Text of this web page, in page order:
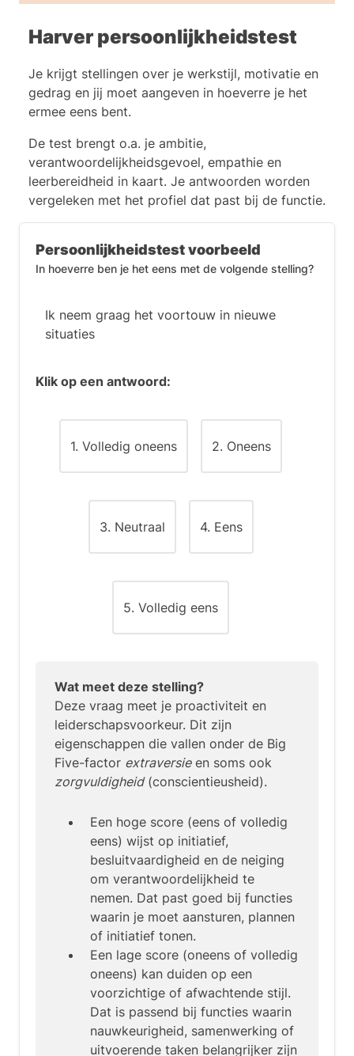
risico dat hij zich daardoor nóg
Antwoord C zou normaal
kunnen zijn, maar in deze situatie
leg je extra druk op een collega
die het zelf al druk genoeg heeft.
Antwoord D is de beste keuze. Je
neemt de tijd om naar Donald te
luisteren, ontdekt waar hij precies
tegenaan loopt en kunt daarna
samen kijken naar een passende
Antwoord E is op lange termijn
waardevol, maar helpt Donald op
het gesprek dan over 'nieuwe
medewerkers' in het algemeen,
zich te ontwikkelen
nemen, doorzettingsvermogen,
optimisme
Harver persoonlijkheidstest
Je krijgt stellingen over je werkstijl, motivatie en
gedrag en jij moet aangeven in hoeverre je het
ermee eens bent.
De test brengt o.a. je ambitie,
verantwoordelijkheidsgevoel, empathie en
leerbereidheid in kaart. Je antwoorden worden
vergeleken met het profiel dat past bij de functie.
Persoonlijkheidstest voorbeeld
In hoeverre ben je het eens met de volgende stelling?
Ik neem graag het voortouw in nieuwe
situaties
Klik op een antwoord:
1. Volledig oneens 2. Oneens
3. Neutraal 4. Eens
5. Volledig eens
Wat meet deze stelling?
Deze vraag meet je proactiviteit en
leiderschapsvoorkeur. Dit zijn
eigenschappen die vallen onder de Big
Five-factor extraversieen soms ook
zorgvuldigheid(conscientieusheid).
Een hoge score (eens of volledig
eens) wijst op initiatief,
besluitvaardigheid en de neiging
om verantwoordelijkheid te
nemen. Dat past goed bij functies
waarin je moet aansturen, plannen
of initiatief tonen.
Een lage score (oneens of volledig
oneens) kan duiden op een
voorzichtige of afwachtende stijl.
Dat is passend bij functies waarin
nauwkeurigheid, samenwerking of
uitvoerende taken belangrijker zijn